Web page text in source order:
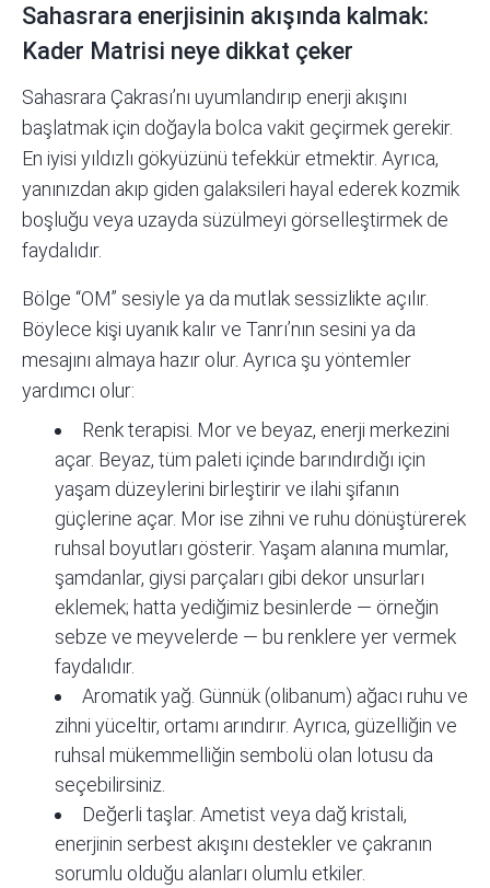
Sahasrara enerjisinin akışında kalmak:
Kader Matrisi neye dikkat çeker
Sahasrara Çakrası’nı uyumlandırıp enerji akışını
başlatmak için doğayla bolca vakit geçirmek gerekir.
En iyisi yıldızlı gökyüzünü tefekkür etmektir. Ayrıca,
yanınızdan akıp giden galaksileri hayal ederek kozmik
boşluğu veya uzayda süzülmeyi görselleştirmek de
faydalıdır.
Bölge “OM” sesiyle ya da mutlak sessizlikte açılır.
Böylece kişi uyanık kalır ve Tanrı’nın sesini ya da
mesajını almaya hazır olur. Ayrıca şu yöntemler
yardımcı olur:
Renk terapisi. Mor ve beyaz, enerji merkezini
açar. Beyaz, tüm paleti içinde barındırdığı için
yaşam düzeylerini birleştirir ve ilahi şifanın
güçlerine açar. Mor ise zihni ve ruhu dönüştürerek
ruhsal boyutları gösterir. Yaşam alanına mumlar,
şamdanlar, giysi parçaları gibi dekor unsurları
eklemek; hatta yediğimiz besinlerde — örneğin
sebze ve meyvelerde — bu renklere yer vermek
faydalıdır.
Aromatik yağ. Günnük (olibanum) ağacı ruhu ve
zihni yüceltir, ortamı arındırır. Ayrıca, güzelliğin ve
ruhsal mükemmelliğin sembolü olan lotusu da
seçebilirsiniz.
Değerli taşlar. Ametist veya dağ kristali,
enerjinin serbest akışını destekler ve çakranın
sorumlu olduğu alanları olumlu etkiler.